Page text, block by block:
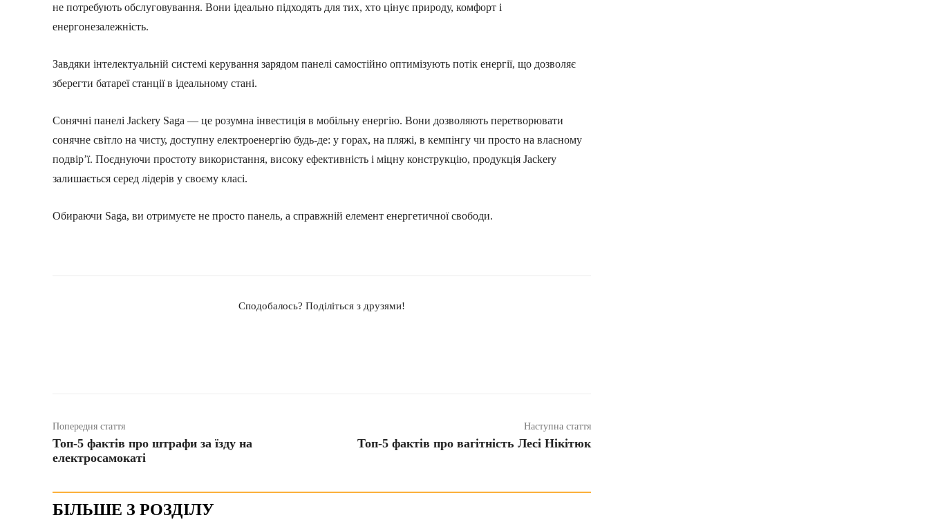
не потребують обслуговування. Вони ідеально підходять для тих, хто цінує природу, комфорт і
енергонезалежність.
Завдяки інтелектуальній системі керування зарядом панелі самостійно оптимізують потік енергії, що дозволяє
зберегти батареї станції в ідеальному стані.
Сонячні панелі Jackery Saga — це розумна інвестиція в мобільну енергію. Вони дозволяють перетворювати
сонячне світло на чисту, доступну електроенергію будь-де: у горах, на пляжі, в кемпінгу чи просто на власному
подвір’ї. Поєднуючи простоту використання, високу ефективність і міцну конструкцію, продукція Jackery
залишається серед лідерів у своєму класі.
Обираючи Saga, ви отримуєте не просто панель, а справжній елемент енергетичної свободи.
Сподобалось? Поділіться з друзями!
Попередня стаття
Топ-5 фактів про штрафи за їзду на
електросамокаті
Наступна стаття
Топ-5 фактів про вагітність Лесі Нікітюк
БІЛЬШЕ З РОЗДІЛУ